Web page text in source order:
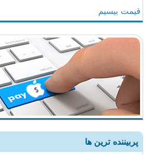
قیمت بیسیم
پربیننده ترین ها